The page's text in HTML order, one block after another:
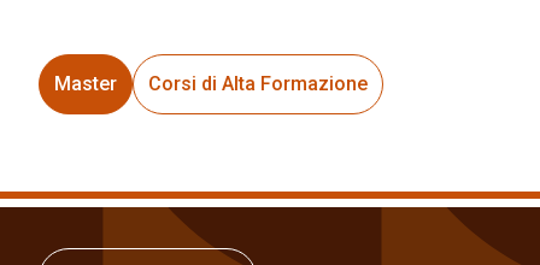
Master Corsi di Alta Formazione